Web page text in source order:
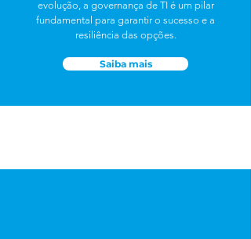
evolução, a governança de TI é um pilar
fundamental para garantir o sucesso e a
resiliência das opções.
Saiba mais